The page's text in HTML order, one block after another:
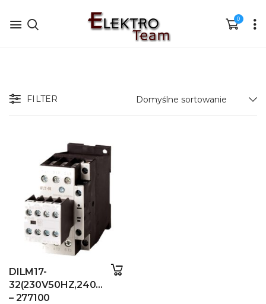
0
FILTER
DILM17-
32(230V50HZ,240V60HZ)
– 277100